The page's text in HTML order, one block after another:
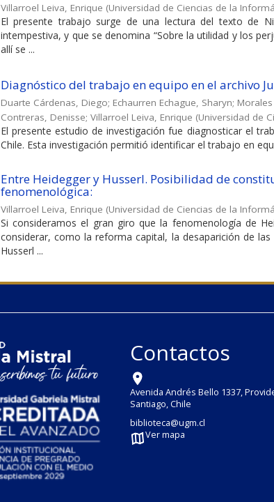
Villarroel Leiva, Enrique (Universidad de Ciencias de la
El presente trabajo surge de una lectura del texto de
intempestiva, y que se denomina “Sobre la utilidad y los
allí se ...
Diagnóstico del trabajo en equipo en el archivo
Duarte Cárdenas, Diego; Echaurren Echague, Sharyn;
Contreras, Denisse; Villarroel Leiva, Enrique (Universidad de
El presente estudio de investigación fue diagnosticar el
Chile. Esta investigación permitió identificar el trabajo en
Entre Heidegger y Husserl. Posibilidad de
fenomenológica:
Villarroel Leiva, Enrique (Universidad de Ciencias de la
Si consideramos el gran giro que la fenomenología de
considerar, como la reforma capital, la desaparición de
Husserl ...
Contactos
Avenida Andrés Bello 1337,
Santiago, Chile
biblioteca@ugm.cl
Ver mapa